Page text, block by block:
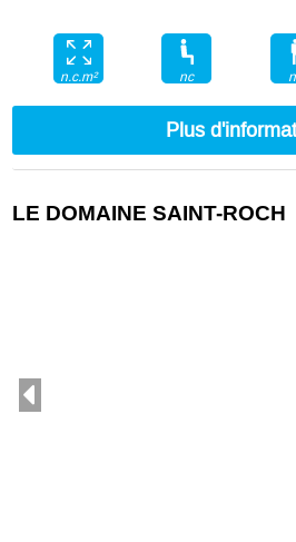
n.c.m² nc
Plus
LE DOMAINE SAINT-ROCH